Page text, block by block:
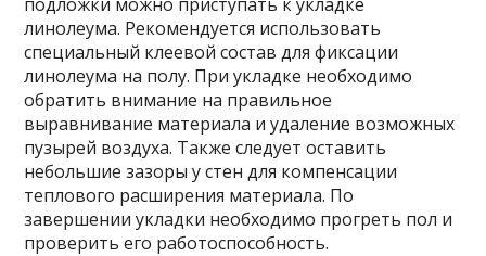
линолеума. Рекомендуется использовать
специальный клеевой состав для фиксации
линолеума на полу. При укладке необходимо
обратить внимание на правильное
выравнивание материала и удаление возможных
пузырей воздуха. Также следует оставить
небольшие зазоры у стен для компенсации
теплового расширения материала. По
завершении укладки необходимо прогреть пол и
проверить его работоспособность.